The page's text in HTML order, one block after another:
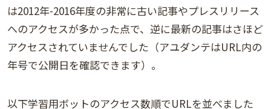
は2012年-2016年度の非常に古い記事やプレスリリース
へのアクセスが多かった点で、逆に最新の記事はさほど
アクセスされていませんでした（アユダンテはURL内の
年号で公開日を確認できます）。
以下学習用ボットのアクセス数順でURLを並べました